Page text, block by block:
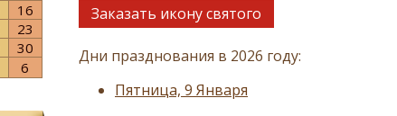
16
23
30
6
Заказать икону святого
Дни празднования в 2026 году:
Пятница, 9 Января